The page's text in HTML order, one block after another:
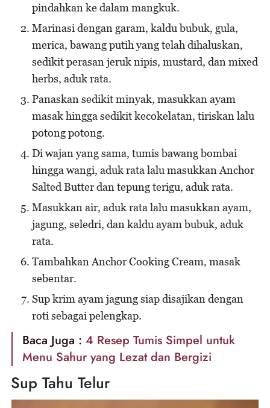
pindahkan ke dalam mangkuk.
Marinasi dengan garam, kaldu bubuk, gula,
merica, bawang putih yang telah dihaluskan,
sedikit perasan jeruk nipis, mustard, dan mixed
herbs, aduk rata.
Panaskan sedikit minyak, masukkan ayam
masak hingga sedikit kecokelatan, tiriskan lalu
potong potong.
Di wajan yang sama, tumis bawang bombai
hingga wangi, aduk rata lalu masukkan Anchor
Salted Butter dan tepung terigu, aduk rata.
Masukkan air, aduk rata lalu masukkan ayam,
jagung, seledri, dan kaldu ayam bubuk, aduk
rata.
Tambahkan Anchor Cooking Cream, masak
sebentar.
Sup krim ayam jagung siap disajikan dengan
roti sebagai pelengkap.
Baca Juga : 4 Resep Tumis Simpel untuk
Menu Sahur yang Lezat dan Bergizi
Sup Tahu Telur